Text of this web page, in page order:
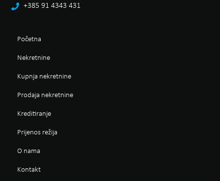
+385 91 4343 431
Početna
Nekretnine
Kupnja nekretnine
Prodaja nekretnine
Kreditiranje
Prijenos režija
O nama
Kontakt